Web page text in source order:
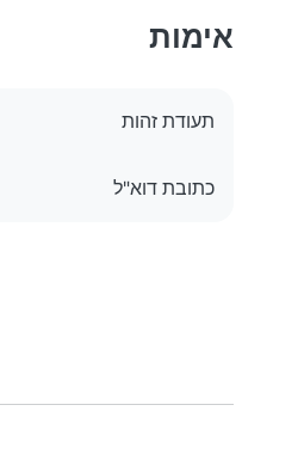
אימות
תעודת זהות
כתובת דוא"ל